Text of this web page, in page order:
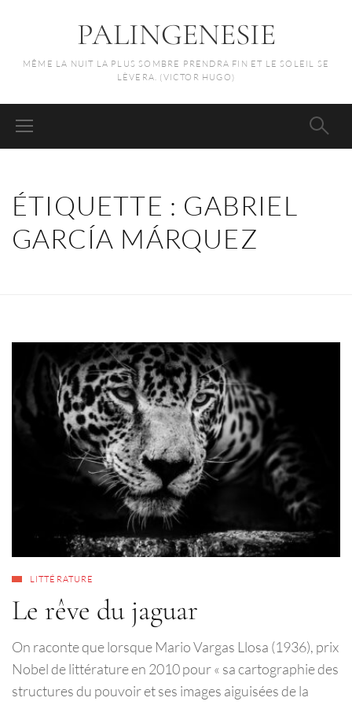
PALINGENESIE
MÊME LA NUIT LA PLUS SOMBRE PRENDRA FIN ET LE SOLEIL SE
LÈVERA. (VICTOR HUGO)
ÉTIQUETTE : GABRIEL
GARCÍA MÁRQUEZ
LITTÉRATURE
Le rêve du jaguar
On raconte que lorsque Mario Vargas Llosa (1936), prix
Nobel de littérature en 2010 pour « sa cartographie des
structures du pouvoir et ses images aiguisées de la